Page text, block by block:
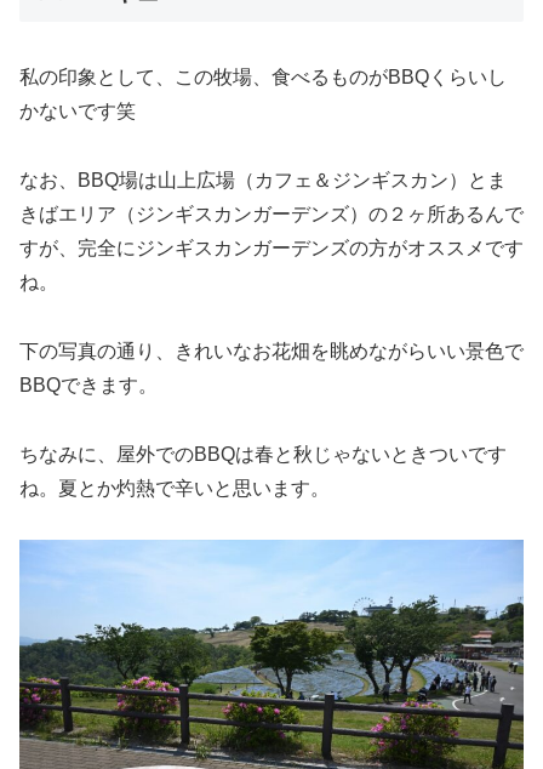
私の印象として、この牧場、食べるものがBBQくらいし
かないです笑
なお、BBQ場は山上広場（カフェ＆ジンギスカン）とま
きばエリア（ジンギスカンガーデンズ）の２ヶ所あるんで
すが、完全にジンギスカンガーデンズの方がオススメです
ね。
下の写真の通り、きれいなお花畑を眺めながらいい景色で
BBQできます。
ちなみに、屋外でのBBQは春と秋じゃないときついです
ね。夏とか灼熱で辛いと思います。